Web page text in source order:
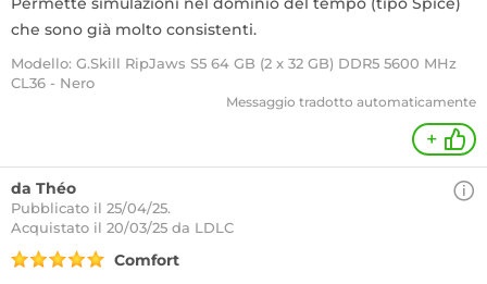
che sono già molto consistenti.
Modello: G.Skill RipJaws S5 64 GB (2 x 32 GB) DDR5 5600 MHz
CL36 - Nero
Messaggio tradotto automaticamente
+
da Théo
Pubblicato il 25/04/25.
Acquistato il 20/03/25 da LDLC
Comfort